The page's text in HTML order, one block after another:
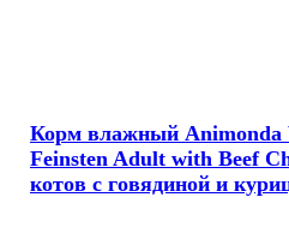
Корм влажный Animonda
Feinsten Adult with Beef
котов с говядиной и